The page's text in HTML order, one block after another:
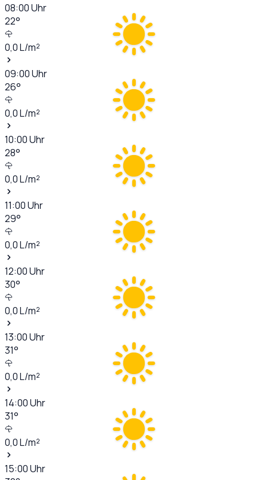
08:00Uhr
22°
0,0L/m²
09:00Uhr
26°
0,0L/m²
10:00Uhr
28°
0,0L/m²
11:00Uhr
29°
0,0L/m²
12:00Uhr
30°
0,0L/m²
13:00Uhr
31°
0,0L/m²
14:00Uhr
31°
0,0L/m²
15:00Uhr